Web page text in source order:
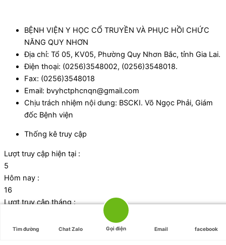
BỆNH VIỆN Y HỌC CỔ TRUYỀN VÀ PHỤC HỒI CHỨC
NĂNG QUY NHƠN
Địa chỉ: Tổ 05, KV05, Phường Quy Nhơn Bắc, tỉnh Gia Lai.
Điện thoại: (0256)3548002, (0256)3548018.
Fax: (0256)3548018
Email: bvyhctphcnqn@gmail.com
Chịu trách nhiệm nội dung: BSCKI. Võ Ngọc Phải, Giám
đốc Bệnh viện
Tìm đường Chat Zalo Gọi điện Email facebook
Thống kê truy cập
Lượt truy cập hiện tại :
5
Hôm nay :
16
Lượt truy cập tháng :
Tổng lượt truy cập: